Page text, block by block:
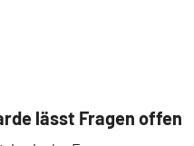
Punkten. Gleich mehrere
lässt Fragen offen